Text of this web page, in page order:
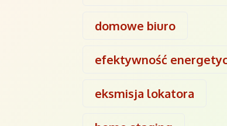
domowe biuro
efektywność
eksmisja lokatora